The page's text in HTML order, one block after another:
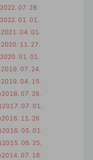
2022. 07. 28.
2022. 01. 01.
2021. 04. 01.
2020. 11. 27.
2020. 01. 01.
2019. 07. 24.
2019. 04. 15.
2018. 07. 26.
2017. 07. 01.
2016. 11. 26.
2016. 05. 01.
2015. 06. 25.
2014. 07. 16.